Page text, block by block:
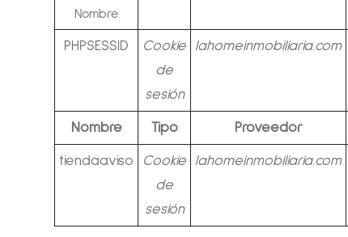
Nombre
PHPSESSID
Cookie
de
sesión
lahomeinmobiliaria.com
Nombre Tipo Proveedor
tiendaaviso
Cookie
de
sesión
lahomeinmobiliaria.com